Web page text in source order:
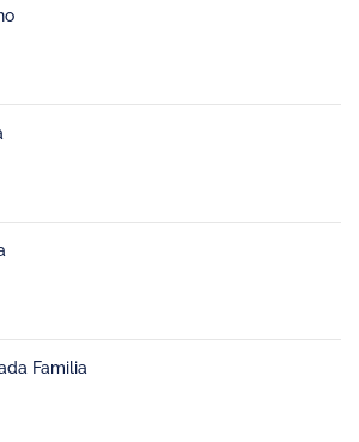
Familia